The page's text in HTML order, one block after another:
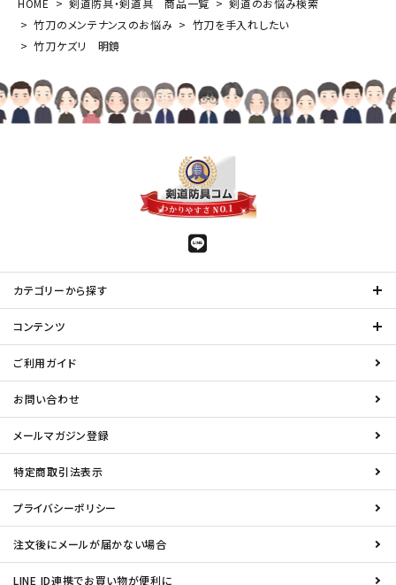
HOME
剣道防具・剣道具 商品一覧
剣道のお悩み検索
竹刀のメンテナンスのお悩み
竹刀を手入れしたい
竹刀ケズリ 明鏡
カテゴリーから探す
コンテンツ
ご利用ガイド
お問い合わせ
メールマガジン登録
特定商取引法表示
プライバシーポリシー
注文後にメールが届かない場合
LINE ID連携でお買い物が便利に